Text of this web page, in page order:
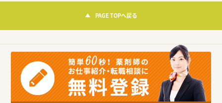
PAGE TOPへ戻る